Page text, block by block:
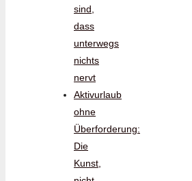
sind,
dass
unterwegs
nichts
nervt
Aktivurlaub
ohne
Überforderung:
Die
Kunst,